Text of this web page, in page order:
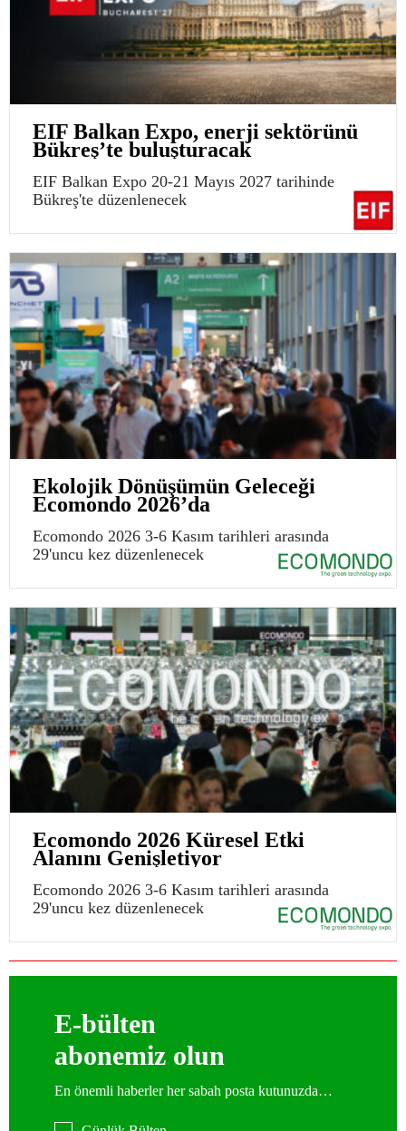
EIF Balkan Expo, enerji sektörünü
Bükreş’te buluşturacak
EIF Balkan Expo 20-21 Mayıs 2027 tarihinde
Bükreş'te düzenlenecek
Ekolojik Dönüşümün Geleceği
Ecomondo 2026’da
Ecomondo 2026 3-6 Kasım tarihleri arasında
29'uncu kez düzenlenecek
Ecomondo 2026 Küresel Etki
Alanını Genişletiyor
Ecomondo 2026 3-6 Kasım tarihleri arasında
29'uncu kez düzenlenecek
E-bülten
abonemiz olun
En önemli haberler her sabah posta kutunuzda…